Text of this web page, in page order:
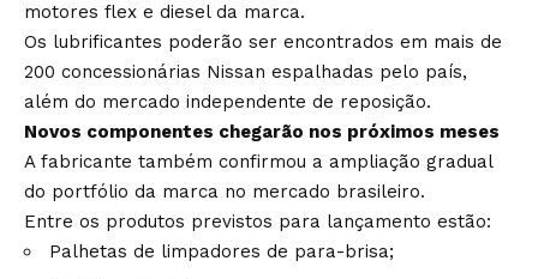
motores flex e diesel da marca.
Os lubrificantes poderão ser encontrados em mais de
200 concessionárias Nissan espalhadas pelo país,
além do mercado independente de reposição.
Novos componentes chegarão nos próximos meses
A fabricante também confirmou a ampliação gradual
do portfólio da marca no mercado brasileiro.
Entre os produtos previstos para lançamento estão:
Palhetas de limpadores de para-brisa;